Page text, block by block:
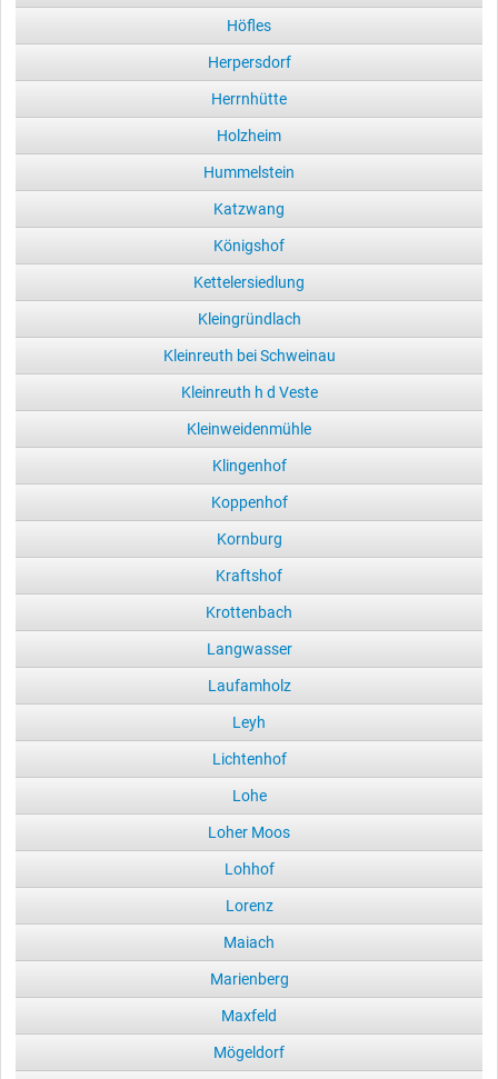
Höfles
Herpersdorf
Herrnhütte
Holzheim
Hummelstein
Katzwang
Königshof
Kettelersiedlung
Kleingründlach
Kleinreuth bei Schweinau
Kleinreuth h d Veste
Kleinweidenmühle
Klingenhof
Koppenhof
Kornburg
Kraftshof
Krottenbach
Langwasser
Laufamholz
Leyh
Lichtenhof
Lohe
Loher Moos
Lohhof
Lorenz
Maiach
Marienberg
Maxfeld
Mögeldorf